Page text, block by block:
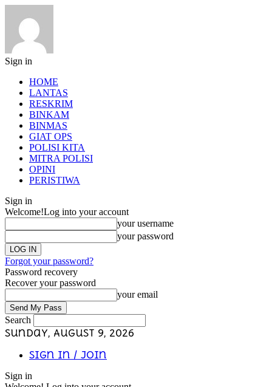
Sign in
HOME
LANTAS
RESKRIM
BINKAM
BINMAS
GIAT OPS
POLISI KITA
MITRA POLISI
OPINI
PERISTIWA
Sign in
Welcome!Log into your account
your username
your password
Forgot your password?
Password recovery
Recover your password
your email
Search
Sunday, August 9, 2026
Sign in / Join
Sign in